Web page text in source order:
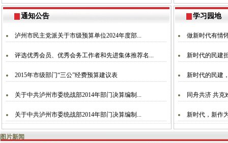
通知公告
泸州市民主党派关于市级预算单位2024年度部...
评选优秀会员、优秀会务工作者和先进集体推荐名...
2015年市级部门“三公”经费预算建议表
关于中共泸州市委统战部2014年部门决算编制...
关于中共泸州市委统战部2014年部门决算编制...
学习园地
做新时代有情
新时代的民建
新时代的民建
同舟共济 共克
新时代，新作
图片新闻